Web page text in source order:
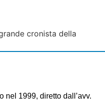
cronista della
nel 1999, diretto dall’avv.